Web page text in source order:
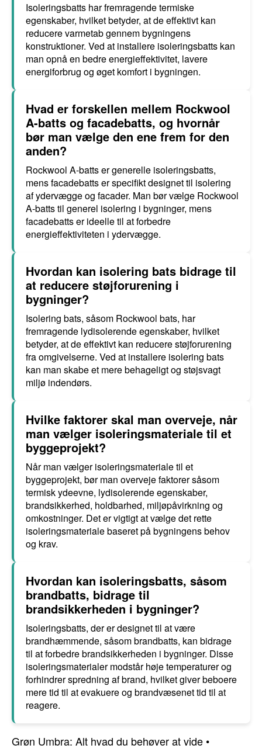
Isoleringsbatts har fremragende termiske
egenskaber, hvilket betyder, at de effektivt kan
reducere varmetab gennem bygningens
konstruktioner. Ved at installere isoleringsbatts kan
man opnå en bedre energieffektivitet, lavere
energiforbrug og øget komfort i bygningen.
Hvad er forskellen mellem Rockwool
A-batts og facadebatts, og hvornår
bør man vælge den ene frem for den
anden?
Rockwool A-batts er generelle isoleringsbatts,
mens facadebatts er specifikt designet til isolering
af ydervægge og facader. Man bør vælge Rockwool
A-batts til generel isolering i bygninger, mens
facadebatts er ideelle til at forbedre
energieffektiviteten i ydervægge.
Hvordan kan isolering bats bidrage til
at reducere støjforurening i
bygninger?
Isolering bats, såsom Rockwool bats, har
fremragende lydisolerende egenskaber, hvilket
betyder, at de effektivt kan reducere støjforurening
fra omgivelserne. Ved at installere isolering bats
kan man skabe et mere behageligt og støjsvagt
miljø indendørs.
Hvilke faktorer skal man overveje, når
man vælger isoleringsmateriale til et
byggeprojekt?
Når man vælger isoleringsmateriale til et
byggeprojekt, bør man overveje faktorer såsom
termisk ydeevne, lydisolerende egenskaber,
brandsikkerhed, holdbarhed, miljøpåvirkning og
omkostninger. Det er vigtigt at vælge det rette
isoleringsmateriale baseret på bygningens behov
og krav.
Hvordan kan isoleringsbatts, såsom
brandbatts, bidrage til
brandsikkerheden i bygninger?
Isoleringsbatts, der er designet til at være
brandhæmmende, såsom brandbatts, kan bidrage
til at forbedre brandsikkerheden i bygninger. Disse
isoleringsmaterialer modstår høje temperaturer og
forhindrer spredning af brand, hvilket giver beboere
mere tid til at evakuere og brandvæsenet tid til at
reagere.
Grøn Umbra: Alt hvad du behøver at vide •